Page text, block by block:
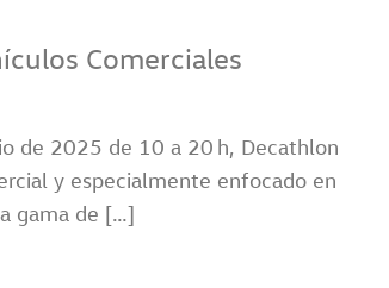
Comerciales
de 2025 de 10 a 20 h, Decathlon
y especialmente enfocado en
gama de […]